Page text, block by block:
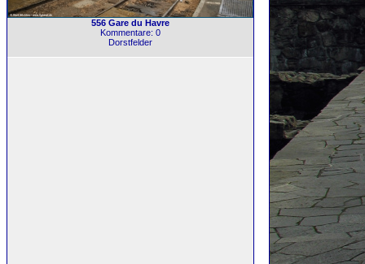
556 Gare du Havre
Kommentare: 0
Dorstfelder